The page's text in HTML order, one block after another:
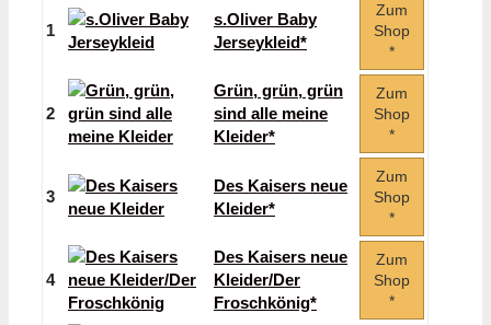
1
s.Oliver Baby
Jerseykleid*
Zum
Shop
*
2
Grün, grün, grün
sind alle meine
Kleider*
Zum
Shop
*
3
Des Kaisers neue
Kleider*
Zum
Shop
*
4
Des Kaisers neue
Kleider/Der
Froschkönig*
Zum
Shop
*